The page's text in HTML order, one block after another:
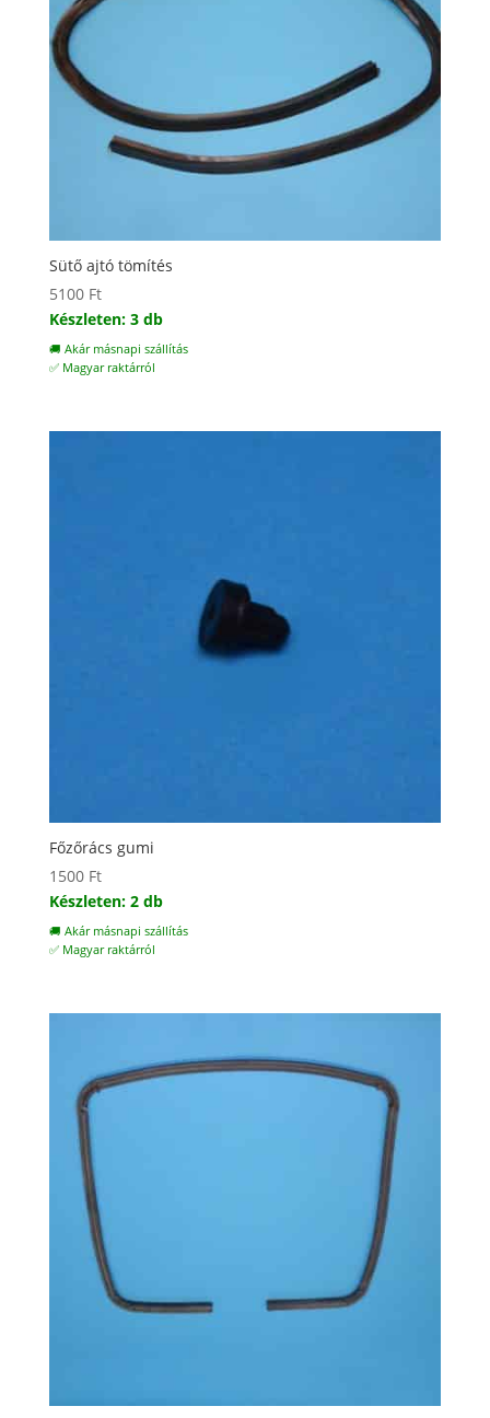
Sütő ajtó tömítés
5100 Ft
Készleten: 3 db
🚚 Akár másnapi szállítás
✅ Magyar raktárról
Főzőrács gumi
1500 Ft
Készleten: 2 db
🚚 Akár másnapi szállítás
✅ Magyar raktárról